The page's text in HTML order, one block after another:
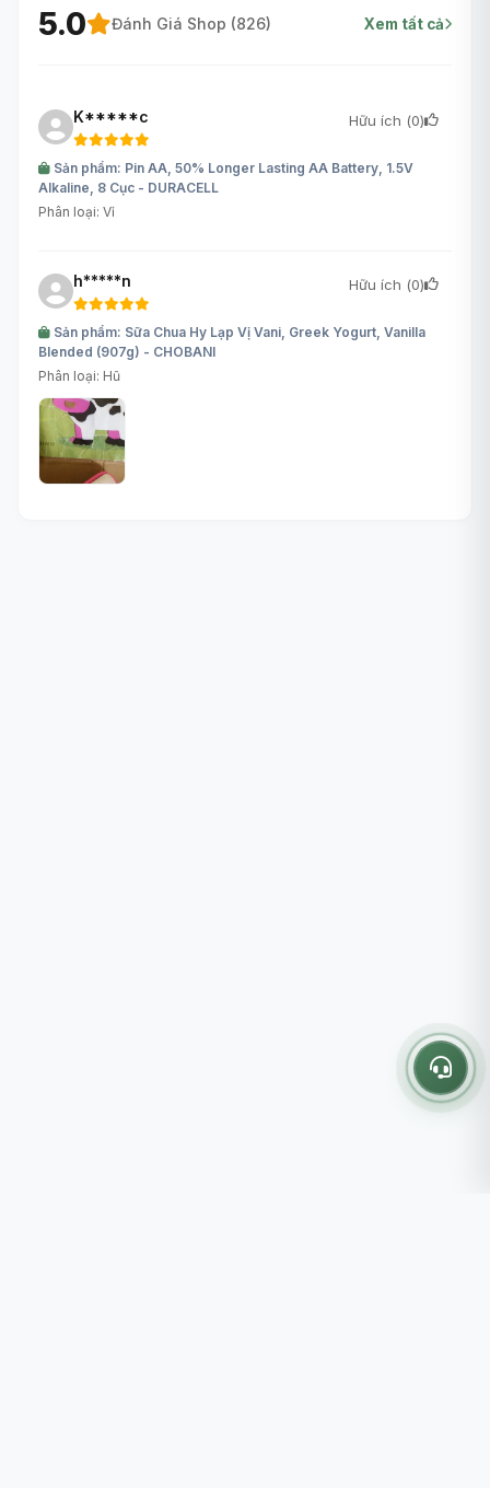
5.0 Đánh Giá Shop (826) Xem tất cả
K*****c Hữu ích (0)
Sản phẩm: Pin AA, 50% Longer Lasting AA Battery, 1.5V
Alkaline, 8 Cục - DURACELL
Phân loại: Vỉ
h*****n Hữu ích (0)
Sản phẩm: Sữa Chua Hy Lạp Vị Vani, Greek Yogurt, Vanilla
Blended (907g) - CHOBANI
Phân loại: Hũ